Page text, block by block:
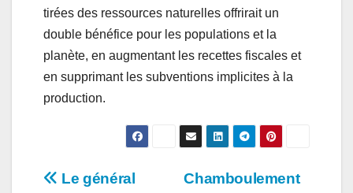
tirées des ressources naturelles offrirait un
double bénéfice pour les populations et la
planète, en augmentant les recettes fiscales et
en supprimant les subventions implicites à la
production.
Navigation
Chamboulement
Le général